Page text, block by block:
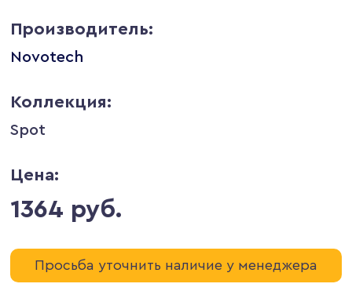
Производитель:
Novotech
Коллекция:
Spot
Цена:
1364 руб.
Просьба уточнить наличие у менеджера